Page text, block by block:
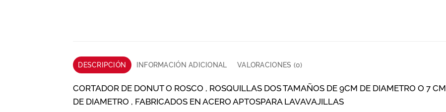
DESCRIPCIÓN INFORMACIÓN ADICIONAL VALORACIONES (0)
CORTADOR DE DONUT O ROSCO , ROSQUILLAS DOS TAMAÑOS DE 9CM DE DIAMETRO O 7 CM
DE DIAMETRO , FABRICADOS EN ACERO APTOSPARA LAVAVAJILLAS